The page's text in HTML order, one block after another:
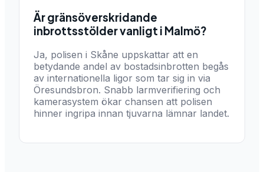
Är gränsöverskridande
inbrottsstölder vanligt i Malmö?
Ja, polisen i Skåne uppskattar att en
betydande andel av bostadsinbrotten begås
av internationella ligor som tar sig in via
Öresundsbron. Snabb larmverifiering och
kamerasystem ökar chansen att polisen
hinner ingripa innan tjuvarna lämnar landet.